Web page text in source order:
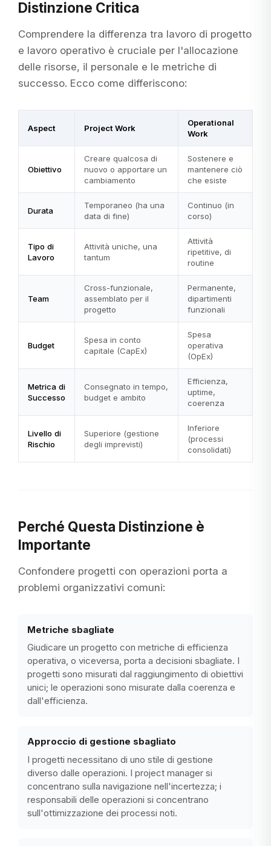
Distinzione Critica
Comprendere la differenza tra lavoro di progetto
e lavoro operativo è cruciale per l'allocazione
delle risorse, il personale e le metriche di
successo. Ecco come differiscono:
Aspect Project Work
Operational
Work
Obiettivo
Creare qualcosa di
nuovo o apportare un
cambiamento
Sostenere e
mantenere ciò
che esiste
Durata
Temporaneo (ha una
data di fine)
Continuo (in
corso)
Tipo di
Lavoro
Attività uniche, una
tantum
Attività
ripetitive, di
routine
Team
Cross-funzionale,
assemblato per il
progetto
Permanente,
dipartimenti
funzionali
Budget
Spesa in conto
capitale (CapEx)
Spesa
operativa
(OpEx)
Metrica di
Successo
Consegnato in tempo,
budget e ambito
Efficienza,
uptime,
coerenza
Livello di
Rischio
Superiore (gestione
degli imprevisti)
Inferiore
(processi
consolidati)
Perché Questa Distinzione è
Importante
Confondere progetti con operazioni porta a
problemi organizzativi comuni:
Metriche sbagliate
Giudicare un progetto con metriche di efficienza
operativa, o viceversa, porta a decisioni sbagliate. I
progetti sono misurati dal raggiungimento di obiettivi
unici; le operazioni sono misurate dalla coerenza e
dall'efficienza.
Approccio di gestione sbagliato
I progetti necessitano di uno stile di gestione
diverso dalle operazioni. I project manager si
concentrano sulla navigazione nell'incertezza; i
responsabili delle operazioni si concentrano
sull'ottimizzazione dei processi noti.